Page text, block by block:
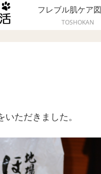
フレブル肌ケア
TOSHOKAN
ただきました。